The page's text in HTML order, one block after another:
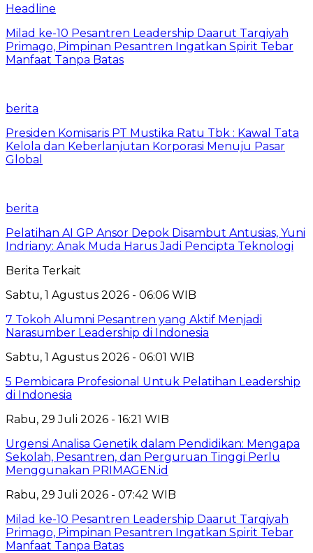
Headline
Milad ke-10 Pesantren Leadership Daarut Tarqiyah
Primago, Pimpinan Pesantren Ingatkan Spirit Tebar
Manfaat Tanpa Batas
berita
Presiden Komisaris PT Mustika Ratu Tbk : Kawal Tata
Kelola dan Keberlanjutan Korporasi Menuju Pasar
Global
berita
Pelatihan AI GP Ansor Depok Disambut Antusias, Yuni
Indriany: Anak Muda Harus Jadi Pencipta Teknologi
Berita Terkait
Sabtu, 1 Agustus 2026 - 06:06 WIB
7 Tokoh Alumni Pesantren yang Aktif Menjadi
Narasumber Leadership di Indonesia
Sabtu, 1 Agustus 2026 - 06:01 WIB
5 Pembicara Profesional Untuk Pelatihan Leadership
di Indonesia
Rabu, 29 Juli 2026 - 16:21 WIB
Urgensi Analisa Genetik dalam Pendidikan: Mengapa
Sekolah, Pesantren, dan Perguruan Tinggi Perlu
Menggunakan PRIMAGEN.id
Rabu, 29 Juli 2026 - 07:42 WIB
Milad ke-10 Pesantren Leadership Daarut Tarqiyah
Primago, Pimpinan Pesantren Ingatkan Spirit Tebar
Manfaat Tanpa Batas